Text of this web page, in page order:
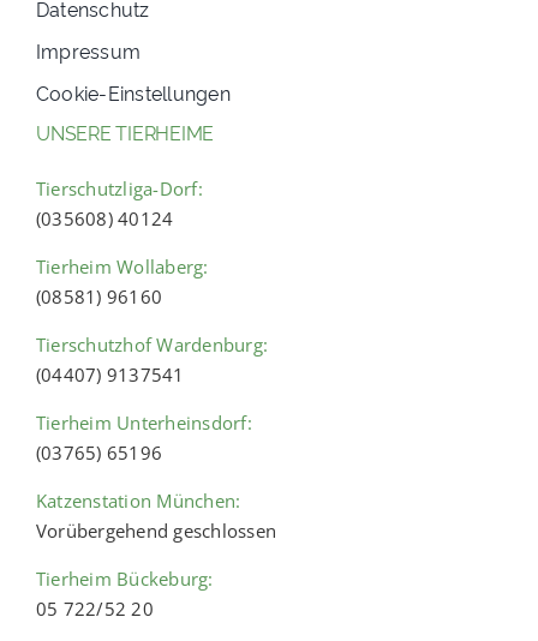
Datenschutz
Impressum
Cookie-Einstellungen
UNSERE TIERHEIME
Tierschutzliga-Dorf:
(035608) 40124
Tierheim Wollaberg:
(08581) 96160
Tierschutzhof Wardenburg:
(04407) 9137541
Tierheim Unterheinsdorf:
(03765) 65196
Katzenstation München:
Vorübergehend geschlossen
Tierheim Bückeburg:
05 722/52 20